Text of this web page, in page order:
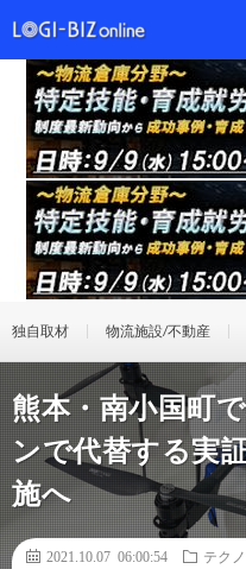
独自取材 物流施設/不動産
熊本・南小国町
ンで代替する実
施へ
2021.10.07 06:00:54
テク